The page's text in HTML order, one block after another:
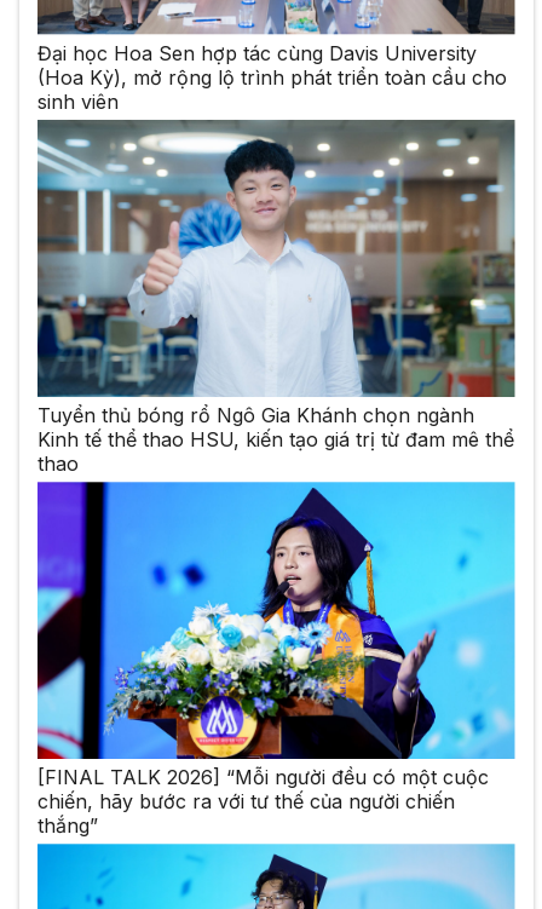
Đại học Hoa Sen hợp tác cùng Davis University
(Hoa Kỳ), mở rộng lộ trình phát triển toàn cầu cho
sinh viên
Tuyển thủ bóng rổ Ngô Gia Khánh chọn ngành
Kinh tế thể thao HSU, kiến tạo giá trị từ đam mê thể
thao
[FINAL TALK 2026] “Mỗi người đều có một cuộc
chiến, hãy bước ra với tư thế của người chiến
thắng”